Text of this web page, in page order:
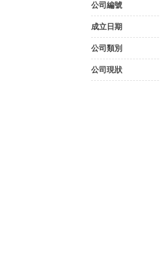
公司編號
成立日期
公司類別
公司現狀